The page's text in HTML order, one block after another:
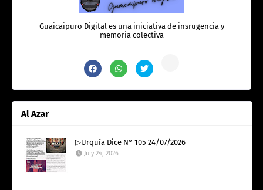
Guaicaipuro Digital es una iniciativa de insrugencia y
memoria colectiva
Al Azar
▷Urquía Dice N° 105 24/07/2026
July 24, 2026